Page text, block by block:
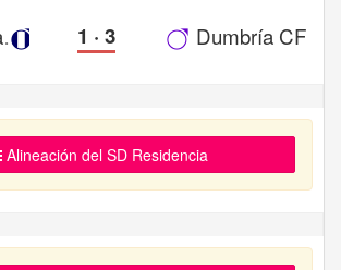
SD Residencia 1 ·3 Dumbría CF
Alineación del SD Residencia